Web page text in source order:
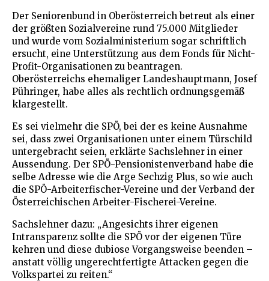
Der Seniorenbund in Oberösterreich betreut als einer
der größten Sozialvereine rund 75.000 Mitglieder
und wurde vom Sozialministerium sogar schriftlich
ersucht, eine Unterstützung aus dem Fonds für Nicht-
Profit-Organisationen zu beantragen.
Oberösterreichs ehemaliger Landeshauptmann, Josef
Pühringer, habe alles als rechtlich ordnungsgemäß
klargestellt.
Es sei vielmehr die SPÖ, bei der es keine Ausnahme
sei, dass zwei Organisationen unter einem Türschild
untergebracht seien, erklärte Sachslehner in einer
Aussendung. Der SPÖ-Pensionistenverband habe die
selbe Adresse wie die Arge Sechzig Plus, so wie auch
die SPÖ-Arbeiterfischer-Vereine und der Verband der
Österreichischen Arbeiter-Fischerei-Vereine.
Sachslehner dazu: „Angesichts ihrer eigenen
Intransparenz sollte die SPÖ vor der eigenen Türe
kehren und diese dubiose Vorgangsweise beenden –
anstatt völlig ungerechtfertigte Attacken gegen die
Volkspartei zu reiten.“